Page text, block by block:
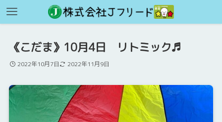
《こだま》10月4日 リトミック♬
2022年10月7日 2022年11月9日